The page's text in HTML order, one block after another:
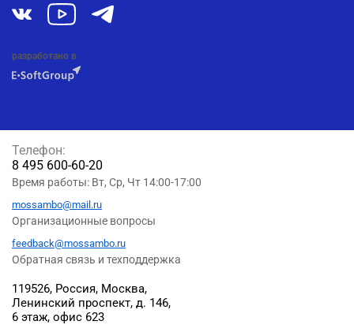
разработано в
119526, Россия, Москва,
Ленинский проспект, д. 146,
6 этаж, офис 623
Телефон:
8 495 600-60-20
Время работы: Вт, Ср, Чт 14:00-17:00
mossambo@mail.ru
Организационные вопросы
feedback@mossambo.ru
Обратная связь и техподдержка